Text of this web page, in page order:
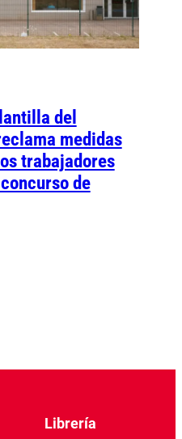
del
medidas
trabajadores
de
Librería